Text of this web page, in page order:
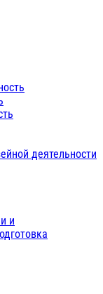
деятельности
и